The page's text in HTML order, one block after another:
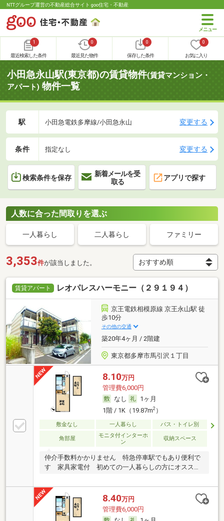
NTTグループ運営の不動産総合サイト goo住宅・不動産
1
最近検索した条件
0
最近見た物件
0
保存した条件
0
お気に入り
小田急永山駅(東京都)の賃貸物件(賃貸マンション・
アパート) 物件一覧
駅 小田急電鉄多摩線/小田急永山 変更する
条件 指定なし 変更する
検索条件を保存
新着メールを受
取る
アプリで探す
人数に合った間取りを選ぶ
一人暮らし 二人暮らし ファミリー
3,353件が該当しました。
賃貸アパート レオパレスハーモニー（２９１９４）
京王電鉄相模原線 京王永山駅 徒
歩10分
その他の交通
築20年4ヶ月 / 2階建
東京都多摩市馬引沢１丁目
8.10万円
管理費6,000円
なし
1ヶ月
1階 / 1K（19.87m2）
敷金なし 一人暮らし バス・トイレ別
角部屋
モニタ付インターホ
ン
収納スペース
仲介手数料かかりません 特急停車駅でもあり便利で
す 家具家電付 初めての一人暮らしの方にオススメ
8.40万円
管理費6,000円